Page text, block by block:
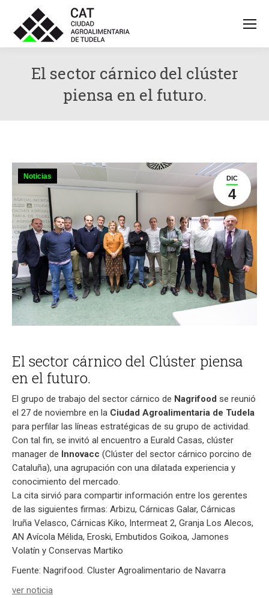
El sector cárnico del clúster
piensa en el futuro.
DIC
4
Noticias
El sector cárnico del Clúster piensa
en el futuro.
El grupo de trabajo del sector cárnico de Nagrifood se reunió
el 27 de noviembre en la Ciudad Agroalimentaria de Tudela
para perfilar las líneas estratégicas de su grupo de actividad.
Con tal fin, se invitó al encuentro a Eurald Casas, clúster
manager de Innovacc (Clúster del sector cárnico porcino de
Cataluña), una agrupación con una dilatada experiencia y
conocimiento del mercado.
La cita sirvió para compartir información entre los gerentes
de las siguientes firmas: Arbizu, Cárnicas Galar, Cárnicas
Iruña Velasco, Cárnicas Kiko, Intermeat 2, Granja Los Alecos,
AN Avícola Mélida, Eroski, Embutidos Goikoa, Jamones
Volatín y Conservas Martiko
Fuente: Nagrifood. Cluster Agroalimentario de Navarra
ver noticia